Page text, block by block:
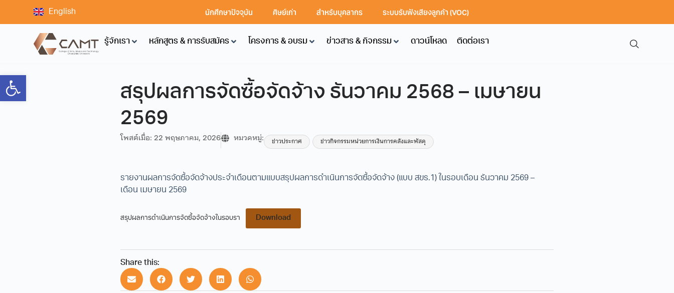
Open toolbar
English นักศึกษาปัจจุบัน ศิษย์เก่า สำหรับบุคลากร ระบบรับฟังเสียงลูกค้า (VOC)
รู้จักเรา หลักสูตร & การรับสมัคร โครงการ & อบรม ข่าวสาร & กิจกรรม ดาวน์โหลด ติดต่อเรา
สรุปผลการจัดซื้อจัดจ้าง ธันวาคม 2568 – เมษายน
2569
โพสต์เมื่อ: 22 พฤษภาคม, 2026 หมวดหมู่: ข่าวประกาศ ข่าวกิจกรรมหน่วยการเงินการคลังและพัสดุ
รายงานผลการจัดซื้อจัดจ้างประจำเดือนตามแบบสรุปผลการดำเนินการจัดซื้อจัดจ้าง (แบบ สขร.1) ในรอบเดือน ธันวาคม 2569 –
เดือน เมษายน 2569
สรุปผลการดำเนินการจัดซื้อจัดจ้างในรอบรา Download
Share this: